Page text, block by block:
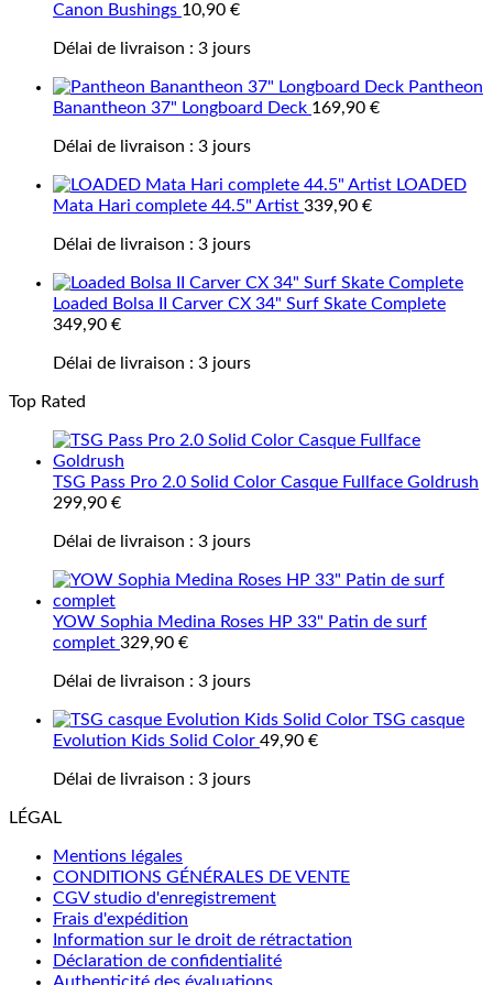
Canon Bushings 10,90 €
Délai de livraison : 3 jours
Pantheon
Banantheon 37" Longboard Deck 169,90 €
Délai de livraison : 3 jours
LOADED
Mata Hari complete 44.5" Artist 339,90 €
Délai de livraison : 3 jours
Loaded Bolsa II Carver CX 34" Surf Skate Complete
349,90 €
Délai de livraison : 3 jours
Top Rated
TSG Pass Pro 2.0 Solid Color Casque Fullface Goldrush
299,90 €
Délai de livraison : 3 jours
YOW Sophia Medina Roses HP 33" Patin de surf
complet 329,90 €
Délai de livraison : 3 jours
TSG casque
Evolution Kids Solid Color 49,90 €
Délai de livraison : 3 jours
LÉGAL
Mentions légales
CONDITIONS GÉNÉRALES DE VENTE
CGV studio d'enregistrement
Frais d'expédition
Information sur le droit de rétractation
Déclaration de confidentialité